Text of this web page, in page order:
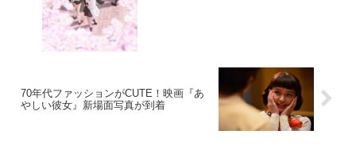
70年代ファッションがCUTE！映画『あ
やしい彼女』新場面写真が到着